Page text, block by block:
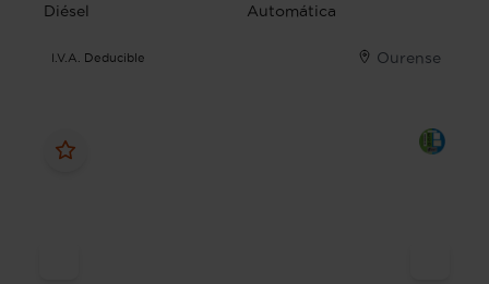
Diésel
Automática
I.V.A. Deducible Ourense